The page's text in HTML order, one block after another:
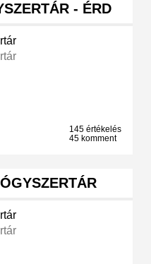
- ÉRD
145 értékelés
45 komment